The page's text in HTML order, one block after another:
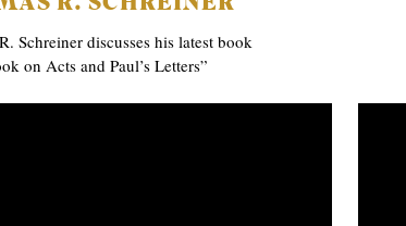
Schreiner discusses his latest book
on Acts and Paul’s Letters”